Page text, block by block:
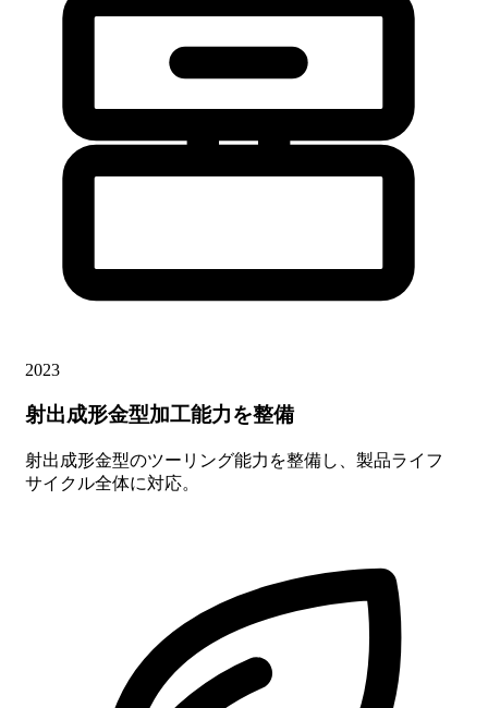
2023
射出成形金型加工能力を整備
射出成形金型のツーリング能力を整備し、製品ライフ
サイクル全体に対応。